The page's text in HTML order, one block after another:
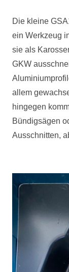
Die kleine
ein Werkzeug
sie als
GKW
allem
hingegen
Bündigsägen
Ausschnitten,